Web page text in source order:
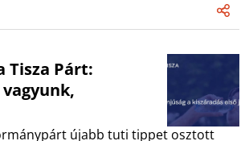
Tisza Párt:
újabb tuti tippet osztott